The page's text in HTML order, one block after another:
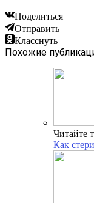
Поделиться
Отправить
Класснуть
Похожие
Читайте
Как